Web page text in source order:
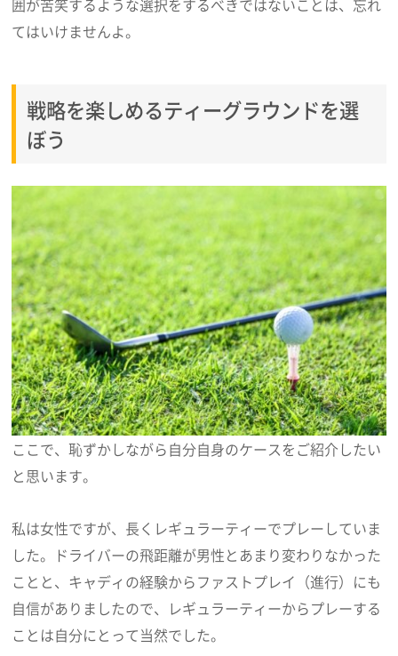
囲が苦笑するような選択をするべきではないことは、忘れ
てはいけませんよ。
戦略を楽しめるティーグラウンドを選
ぼう
ここで、恥ずかしながら自分自身のケースをご紹介したい
と思います。
私は女性ですが、長くレギュラーティーでプレーしていま
した。ドライバーの飛距離が男性とあまり変わりなかった
ことと、キャディの経験からファストプレイ（進行）にも
自信がありましたので、レギュラーティーからプレーする
ことは自分にとって当然でした。